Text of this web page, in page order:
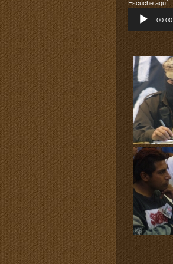
Escuche aquí
Reproductor
audio
00:00